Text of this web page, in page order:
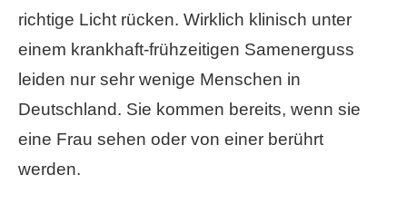
richtige Licht rücken. Wirklich klinisch unter
einem krankhaft-frühzeitigen Samenerguss
leiden nur sehr wenige Menschen in
Deutschland. Sie kommen bereits, wenn sie
eine Frau sehen oder von einer berührt
werden.